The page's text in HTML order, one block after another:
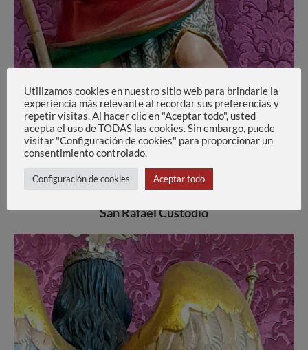
San Rafael Custodio
Utilizamos cookies en nuestro sitio web para brindarle la
experiencia más relevante al recordar sus preferencias y
repetir visitas. Al hacer clic en "Aceptar todo", usted
acepta el uso de TODAS las cookies. Sin embargo, puede
visitar "Configuración de cookies" para proporcionar un
consentimiento controlado.
Configuración de cookies Aceptar todo